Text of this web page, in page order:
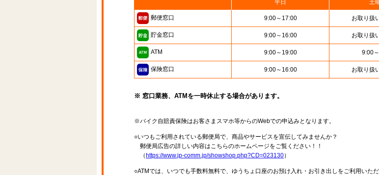
平日 土
郵便窓口 9:00～17:00 お取り扱
貯金窓口 9:00～16:00 お取り扱
ATM 9:00～19:00 9:00
保険窓口 9:00～16:00 お取り扱
※ 窓口業務、ATMを一時休止する場合があります。
※バイク自賠責保険はお客さまスマホ等からのWebでの申込みとなります。
○いつもご利用されている郵便局で、商品やサービスを宣伝してみませんか？
郵便局広告の詳しい内容はこちらのホームページをご覧ください！！
（ https://www.jp-comm.jp/showshop.php?CD=023130）
○ATMでは、いつでも手数料無料で、ゆうちょ口座のお預け入れ・お引き出しをご利用いただ